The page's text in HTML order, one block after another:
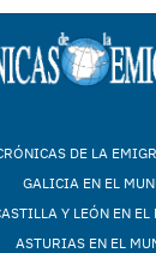
DE LA
GALICIA EN EL
Y LEÓN EN EL
ASTURIAS EN EL